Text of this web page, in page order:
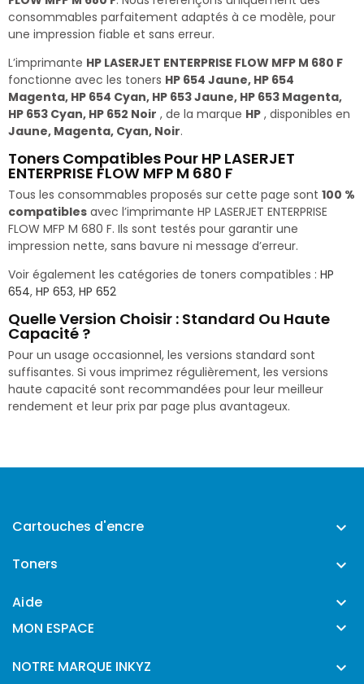
consommables parfaitement adaptés à ce modèle, pour
une impression fiable et sans erreur.
L’imprimante HP LASERJET ENTERPRISE FLOW MFP M 680 F
fonctionne avec les toners HP 654 Jaune, HP 654
Magenta, HP 654 Cyan, HP 653 Jaune, HP 653 Magenta,
HP 653 Cyan, HP 652 Noir , de la marque HP , disponibles en
Jaune, Magenta, Cyan, Noir.
Toners Compatibles Pour HP LASERJET
ENTERPRISE FLOW MFP M 680 F
Tous les consommables proposés sur cette page sont 100 %
compatibles avec l’imprimante HP LASERJET ENTERPRISE
FLOW MFP M 680 F. Ils sont testés pour garantir une
impression nette, sans bavure ni message d’erreur.
Voir également les catégories de toners compatibles : HP
654, HP 653, HP 652
Quelle Version Choisir : Standard Ou Haute
Capacité ?
Pour un usage occasionnel, les versions standard sont
suffisantes. Si vous imprimez régulièrement, les versions
haute capacité sont recommandées pour leur meilleur
rendement et leur prix par page plus avantageux.
Cartouches d'encre 
Toners 
Aide 
MON ESPACE 
NOTRE MARQUE INKYZ 